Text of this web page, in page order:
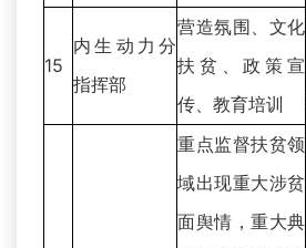
15
内生动力分
指挥部
营造氛围、文化
扶贫、政策宣
传、教育培训
重点监督扶贫领
域出现重大涉贫
面舆情，重大典